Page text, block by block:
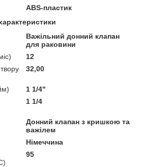
ABS-пластик
Важільний донний клапан
для раковини
12
32,00
1 1/4"
1 1/4
Донний клапан з кришкою та
важілем
Німеччина
95